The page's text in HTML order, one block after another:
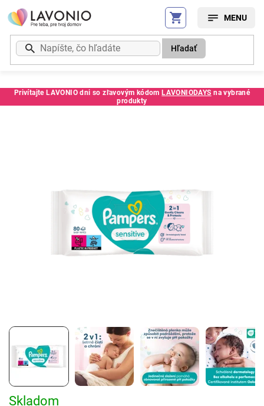
Prejsť
na
obsah
Privítajte LAVONIO dni so zľavovým kódom LAVONIODAYS na vybrané
produkty
Hľadať
Kód: 4828
Skladom